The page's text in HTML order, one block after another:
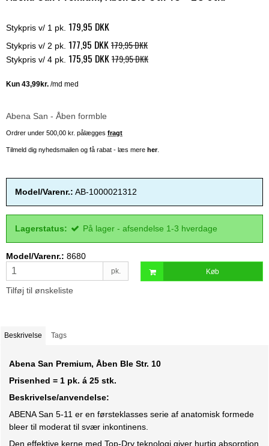
Stykpris v/ 1 pk. 179,95 DKK
Stykpris v/ 2 pk. 177,95 DKK179,95 DKK
Stykpris v/ 4 pk. 175,95 DKK179,95 DKK
Abena San - Åben formble
Ordrer under 500,00 kr. pålægges fragt
Tilmeld dig nyhedsmailen og få rabat - læs mere her.
Model/Varenr.: AB-1000021312
Lagerstatus: På lager - afsendelse 1-3 hverdage
Model/Varenr.: 8680
pk. Køb
Tilføj til ønskeliste
Beskrivelse Tags
Abena San Premium, Åben Ble Str. 10
Prisenhed = 1 pk. á 25 stk.
Beskrivelse/anvendelse:
ABENA San 5-11 er en førsteklasses serie af anatomisk formede
bleer til moderat til svær inkontinens.
Den effektive kerne med Top-Dry teknologi giver hurtig absorption